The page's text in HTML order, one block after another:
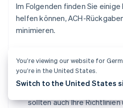
Im Folgenden finden Sie
helfen können, ACH-
minimieren.
ACH Rückgabecodes.
Bedeutung der einzelnen
sollten auch Ihre Richtlinien
You’re viewing our website for
you’re in the United States.
Switch to the United States